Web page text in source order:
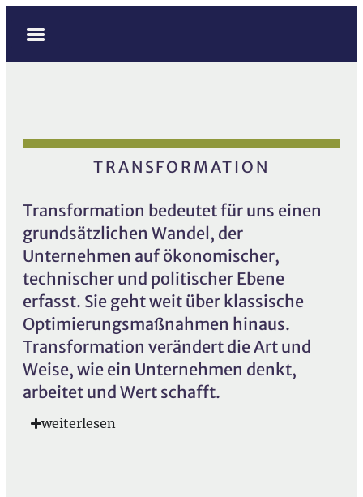
TRANSFORMATION
Transformation bedeutet für uns einen
grundsätzlichen Wandel, der
Unternehmen auf ökonomischer,
technischer und politischer Ebene
erfasst. Sie geht weit über klassische
Optimierungsmaßnahmen hinaus.
Transformation verändert die Art und
Weise, wie ein Unternehmen denkt,
arbeitet und Wert schafft.
weiterlesen